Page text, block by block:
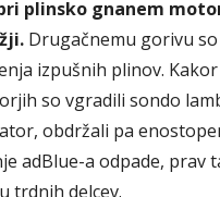
plinsko gnanem
Drugačnemu gorivu
izpušnih plinov.
so vgradili sondo
obdržali pa
adBlue-a odpade, prav
trdnih delcev.